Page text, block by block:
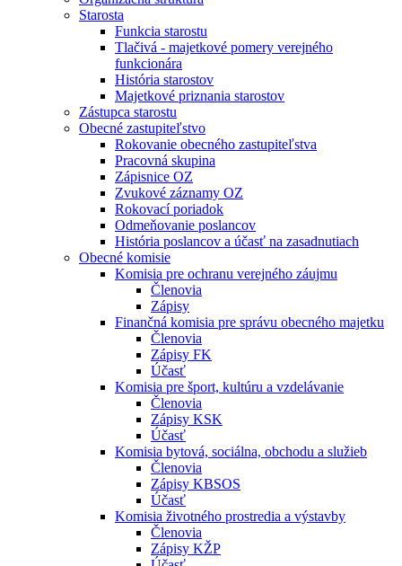
Starosta
Funkcia starostu
Tlačivá - majetkové pomery verejného
funkcionára
História starostov
Majetkové priznania starostov
Zástupca starostu
Obecné zastupiteľstvo
Rokovanie obecného zastupiteľstva
Pracovná skupina
Zápisnice OZ
Zvukové záznamy OZ
Rokovací poriadok
Odmeňovanie poslancov
História poslancov a účasť na zasadnutiach
Obecné komisie
Komisia pre ochranu verejného záujmu
Členovia
Zápisy
Finančná komisia pre správu obecného majetku
Členovia
Zápisy FK
Účasť
Komisia pre šport, kultúru a vzdelávanie
Členovia
Zápisy KSK
Účasť
Komisia bytová, sociálna, obchodu a služieb
Členovia
Zápisy KBSOS
Účasť
Komisia životného prostredia a výstavby
Členovia
Zápisy KŽP